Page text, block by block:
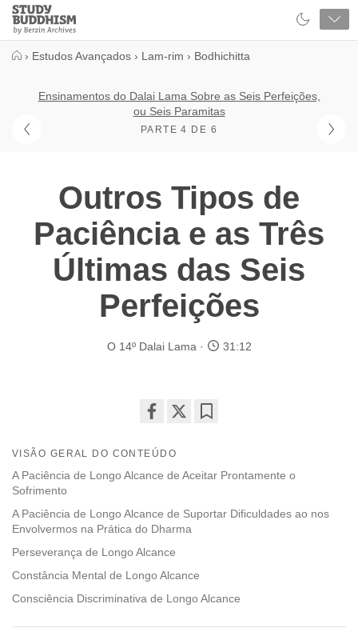
Close
Study
Buddhism
› Estudos Avançados › Lam-rim › Bodhichitta
Ensinamentos do Dalai Lama Sobre as Seis Perfeições,
ou Seis Paramitas
PARTE 4 DE 6
Outros Tipos de
Paciência e as Três
Últimas das Seis
Perfeições
O 14º Dalai Lama 31:12
on
facebook
VISÃO GERAL DO CONTEÚDO
A Paciência de Longo Alcance de Aceitar Prontamente o
Sofrimento
A Paciência de Longo Alcance de Suportar Dificuldades ao nos
Envolvermos na Prática do Dharma
Perseverança de Longo Alcance
Constância Mental de Longo Alcance
Consciência Discriminativa de Longo Alcance